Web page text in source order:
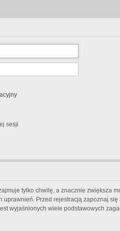
sesji
tylko chwilę, a znacznie zwiększa
Przed rejestracją zapoznaj
wyjaśnionych wiele podstawowych